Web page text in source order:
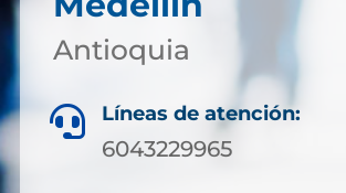
Antioquia
 Líneas de atención:
6043229965